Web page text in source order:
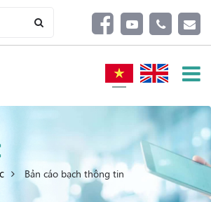
Bản cáo bạch thông tin